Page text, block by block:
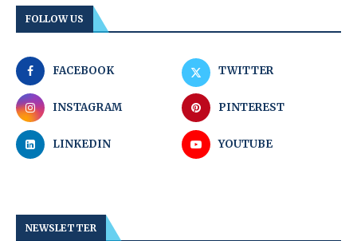
FOLLOW US
FACEBOOK TWITTER
INSTAGRAM PINTEREST
LINKEDIN YOUTUBE
NEWSLETTER